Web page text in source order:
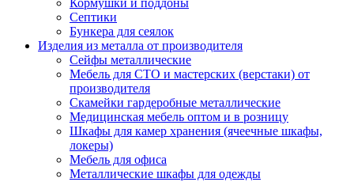
Кормушки и поддоны
Септики
Бункера для сеялок
Изделия из металла от производителя
Сейфы металлические
Мебель для СТО и мастерских (верстаки) от
производителя
Скамейки гардеробные металлические
Медицинская мебель оптом и в розницу
Шкафы для камер хранения (ячеечные шкафы,
локеры)
Мебель для офиса
Металлические шкафы для одежды